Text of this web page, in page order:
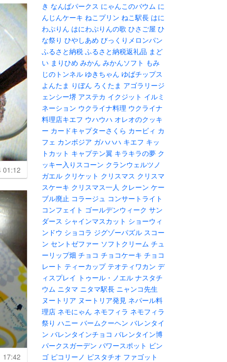
01:12
17:42
き なんばパークス にゃんこのバウム に
んじんケーキ ねこプリン ねこ駅長 はに
わぷりん はにわぷりんの歌 ひさご屋 ひ
な祭り ひやしあめ びっくりメロンパン
ふるさと納税 ふるさと納税返礼品 まど
い まりひめ みかん みかんソフト もみ
じのトンネル ゆきちゃん ゆばチップス
よんたま りぼん ろくたま アゴラリージ
ェンシー堺 アステカ イクジット イルミ
ネーション ウクライナ料理 ウクライナ
料理店キエフ ウハウハ オレオのクッキ
ー カードキャプターさくら カービィ カ
フェ カンボジア ガハハハ キエフ キッ
トカット キャプテン翼 キラキラの夢 ク
ッキー入りスコーン クランウェルツノ
ガエル クリケット クリスマス クリスマ
スケーキ クリスマス一人 クレーン ケー
ブル廃止 コラージュ コンサートライト
コンフェイト ゴールデンウィーク サン
ダース シャインマスカット ショーウィ
ンドウ ショコラ ジグゾーパズル スコー
ン セントゼファー ソフトクリーム チュ
ーリップ畑 チョコ チョコケーキ チョコ
レート ティーカップ テオティワカン デ
ィスプレイ トゥール・ノエル ナスタチ
ウム ニタマ ニタマ駅長 ニャンコ先生
ヌートリア ヌートリア発見 ネパール料
理店 ネモにゃん ネモフィラ ネモフィラ
祭り ハニー バームクーヘン バレンタイ
ン バレンタインチョコ バレンタイン博
パークスガーデン パワースポット ビン
ゴ ピコリーノ ピスタチオ ファゴット